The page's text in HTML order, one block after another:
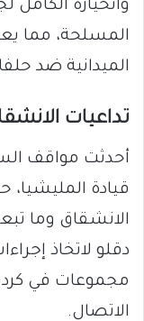
وانحيازه
المسلحة، مما
الميدانية ضد
​تداعيات
​أحدثت مواقف
قيادة
الانشقاق وما
دقلو لاتخاذ
مجموعات في
الاتصال.